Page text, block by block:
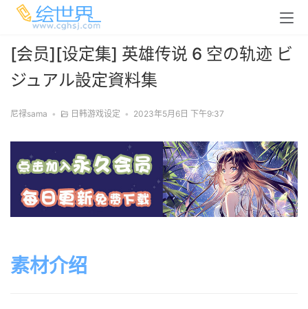
[会员][设定集] 英雄传说 6 空の轨迹 ビ
ジュアル設定資料集
尼禄sama • 日韩游戏设定 • 2023年5月6日 下午9:37
素材介绍